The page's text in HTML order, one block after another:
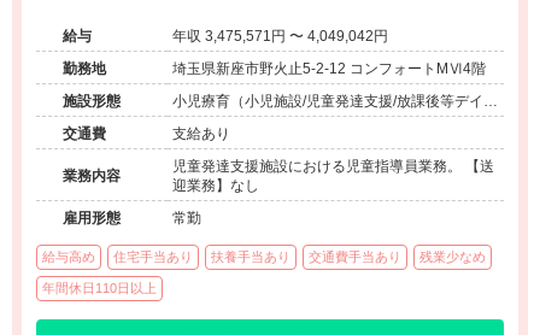
給与
年収 3,475,571円 〜 4,049,042円
勤務地
埼玉県新座市野火止5-2-12 コンフォートMⅥ4階
施設形態
小児療育（小児施設/児童発達支援/放課後等デイサ
ービス）
交通費 支給あり
業務内容
児童発達支援施設における児童指導員業務。 【送
迎業務】なし
雇用形態
常勤
給与高め 住宅手当あり 扶養手当あり 交通費手当あり 残業少なめ
年間休日110日以上